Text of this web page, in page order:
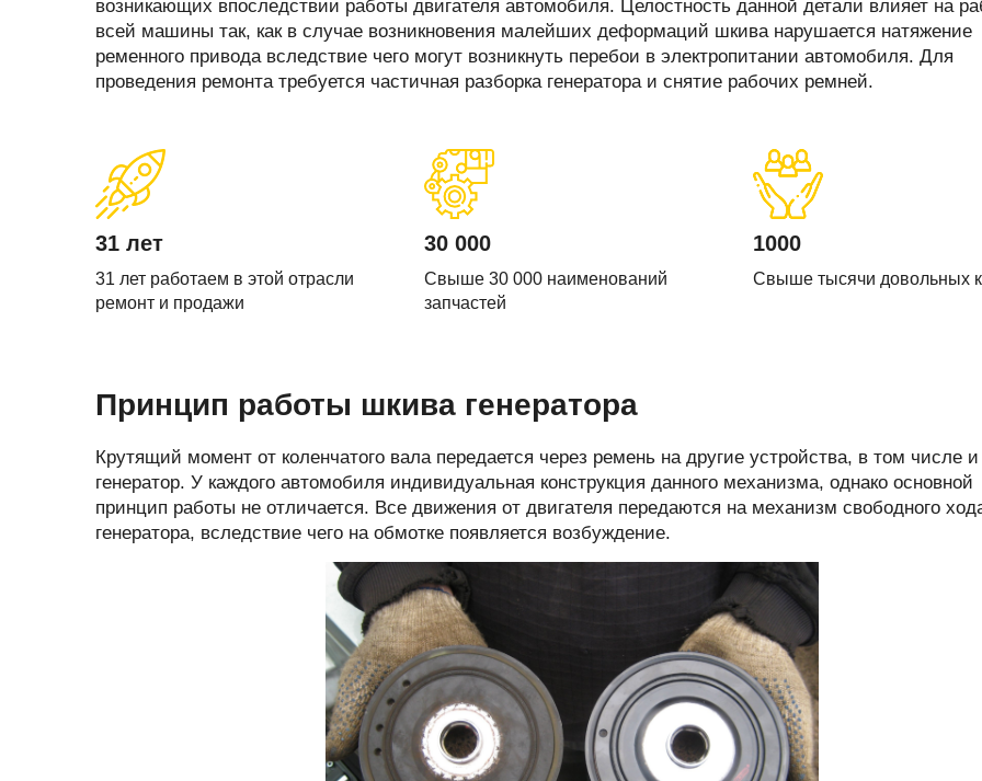
Запчасти стартера
Стартеры
Щетки и
щеткодержатели
специальные
Ремонт моторчика печки
(отопителя)
Ремонт суппортов
Замена генераторов
Диагностика генератора
Диагностика стартера
возникающих впоследствии работы двигателя автомобиля. Целостность данной детали влияет на
всей машины так, как в случае возникновения малейших деформаций шкива нарушается натяжение
ременного привода вследствие чего могут возникнуть перебои в электропитании автомобиля. Для
проведения ремонта требуется частичная разборка генератора и снятие рабочих ремней.
31 лет
31 лет работаем в этой отрасли
ремонт и продажи
30 000
Свыше 30 000 наименований
запчастей
1000
Свыше тысячи довольных
Принцип работы шкива генератора
Крутящий момент от коленчатого вала передается через ремень на другие устройства, в том числе
генератор. У каждого автомобиля индивидуальная конструкция данного механизма, однако основной
принцип работы не отличается. Все движения от двигателя передаются на механизм свободного
генератора, вследствие чего на обмотке появляется возбуждение.